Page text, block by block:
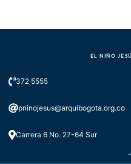
EL NIÑO
372 5555
pninojesus@arquibogota.org.co
Carrera 6 No. 27-64 Sur